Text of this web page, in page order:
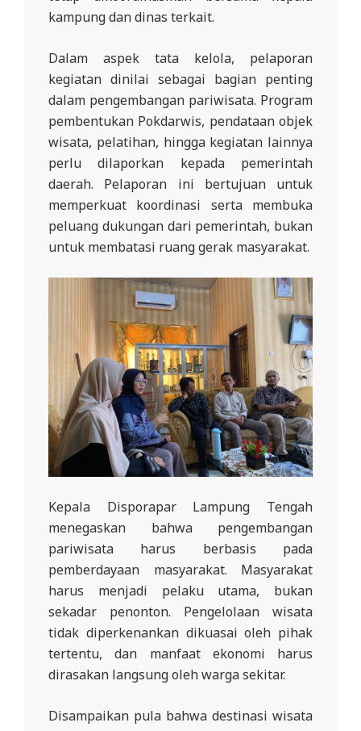
kampung dan dinas terkait.
Dalam aspek tata kelola, pelaporan
kegiatan dinilai sebagai bagian penting
dalam pengembangan pariwisata. Program
pembentukan Pokdarwis, pendataan objek
wisata, pelatihan, hingga kegiatan lainnya
perlu dilaporkan kepada pemerintah
daerah. Pelaporan ini bertujuan untuk
memperkuat koordinasi serta membuka
peluang dukungan dari pemerintah, bukan
untuk membatasi ruang gerak masyarakat.
Kepala Disporapar Lampung Tengah
menegaskan bahwa pengembangan
pariwisata harus berbasis pada
pemberdayaan masyarakat. Masyarakat
harus menjadi pelaku utama, bukan
sekadar penonton. Pengelolaan wisata
tidak diperkenankan dikuasai oleh pihak
tertentu, dan manfaat ekonomi harus
dirasakan langsung oleh warga sekitar.
Disampaikan pula bahwa destinasi wisata